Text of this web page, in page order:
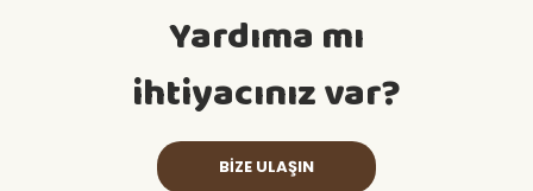
Yardıma mı
ihtiyacınız var?
BİZE ULAŞIN